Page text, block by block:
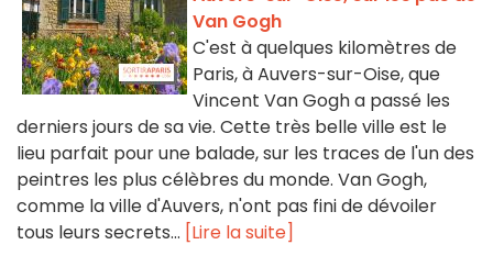
Van Gogh
C'est à quelques kilomètres de
Paris, à Auvers-sur-Oise, que
Vincent Van Gogh a passé les
derniers jours de sa vie. Cette très belle ville est le
lieu parfait pour une balade, sur les traces de l'un des
peintres les plus célèbres du monde. Van Gogh,
comme la ville d'Auvers, n'ont pas fini de dévoiler
tous leurs secrets... [Lire la suite]